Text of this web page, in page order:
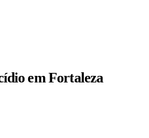
em Fortaleza